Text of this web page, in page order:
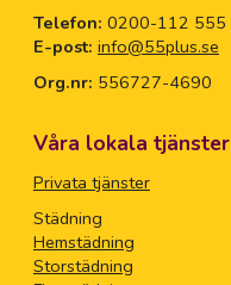
Telefon: 0200-112 555
E-post: info@55plus.se
Org.nr: 556727-4690
Våra lokala tjänster
Privata tjänster
Städning
Hemstädning
Storstädning